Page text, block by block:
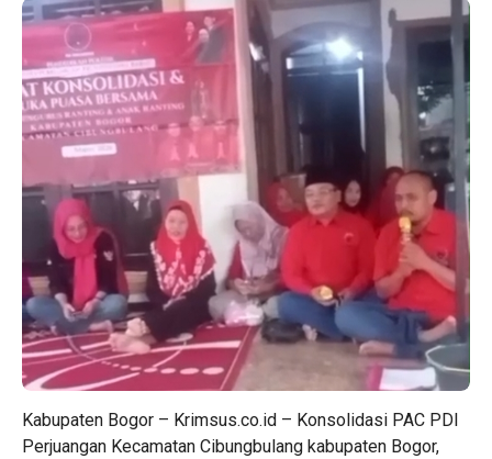
Kabupaten Bogor – Krimsus.co.id – Konsolidasi PAC PDI
Perjuangan Kecamatan Cibungbulang kabupaten Bogor,